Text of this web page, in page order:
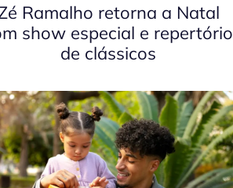
Ramalho retorna a Natal
show especial e repertório
de clássicos